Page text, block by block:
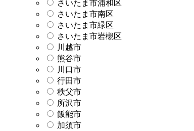
さいたま市浦和区
さいたま市南区
さいたま市緑区
さいたま市岩槻区
川越市
熊谷市
川口市
行田市
秩父市
所沢市
飯能市
加須市